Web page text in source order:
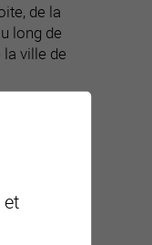
de la
long de
ville de